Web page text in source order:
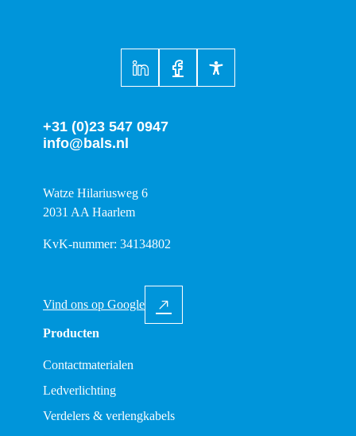
+31 (0)23 547 0947
info@bals.nl
Watze Hilariusweg 6
2031 AA Haarlem
KvK-nummer: 34134802
Vind ons op Google
Producten
Contactmaterialen
Ledverlichting
Verdelers & verlengkabels